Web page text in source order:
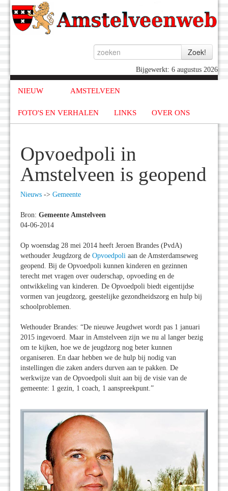
Bijgewerkt: 6 augustus 2026
NIEUW AMSTELVEEN
FOTO'S EN VERHALEN LINKS OVER ONS
Opvoedpoli in
Amstelveen is geopend
Nieuws -> Gemeente
Bron: Gemeente Amstelveen
04-06-2014
Op woensdag 28 mei 2014 heeft Jeroen Brandes (PvdA)
wethouder Jeugdzorg de Opvoedpoli aan de Amsterdamseweg
geopend. Bij de Opvoedpoli kunnen kinderen en gezinnen
terecht met vragen over ouderschap, opvoeding en de
ontwikkeling van kinderen. De Opvoedpoli biedt eigentijdse
vormen van jeugdzorg, geestelijke gezondheidszorg en hulp bij
schoolproblemen.
Wethouder Brandes: “De nieuwe Jeugdwet wordt pas 1 januari
2015 ingevoerd. Maar in Amstelveen zijn we nu al langer bezig
om te kijken, hoe we de jeugdzorg nog beter kunnen
organiseren. En daar hebben we de hulp bij nodig van
instellingen die zaken anders durven aan te pakken. De
werkwijze van de Opvoedpoli sluit aan bij de visie van de
gemeente: 1 gezin, 1 coach, 1 aanspreekpunt.”